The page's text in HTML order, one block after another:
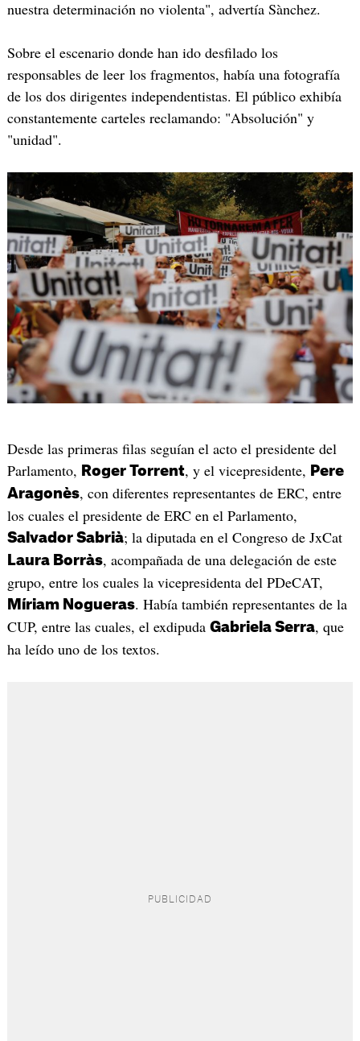
nuestra determinación no violenta", advertía Sànchez.
Sobre el escenario donde han ido desfilado los
responsables de leer los fragmentos, había una fotografía
de los dos dirigentes independentistas. El público exhibía
constantemente carteles reclamando: "Absolución" y
"unidad".
Desde las primeras filas seguían el acto el presidente del
Parlamento, Roger Torrent, y el vicepresidente, Pere
Aragonès, con diferentes representantes de ERC, entre
los cuales el presidente de ERC en el Parlamento,
Salvador Sabrià; la diputada en el Congreso de JxCat
Laura Borràs, acompañada de una delegación de este
grupo, entre los cuales la vicepresidenta del PDeCAT,
Míriam Nogueras. Había también representantes de la
CUP, entre las cuales, el exdipuda Gabriela Serra, que
ha leído uno de los textos.